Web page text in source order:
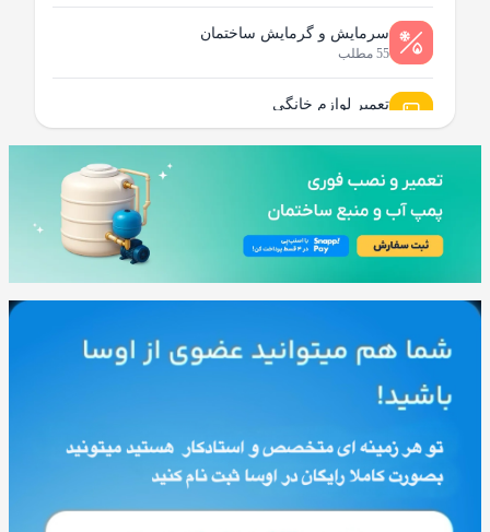
سرمایش و گرمایش ساختمان
55 مطلب
تعمیر لوازم خانگی
96 مطلب
لوله کشی و تاسیسات ساختمان
نظافت و شستشو ساختمان
عمومی و تخصصی
82 مطلب